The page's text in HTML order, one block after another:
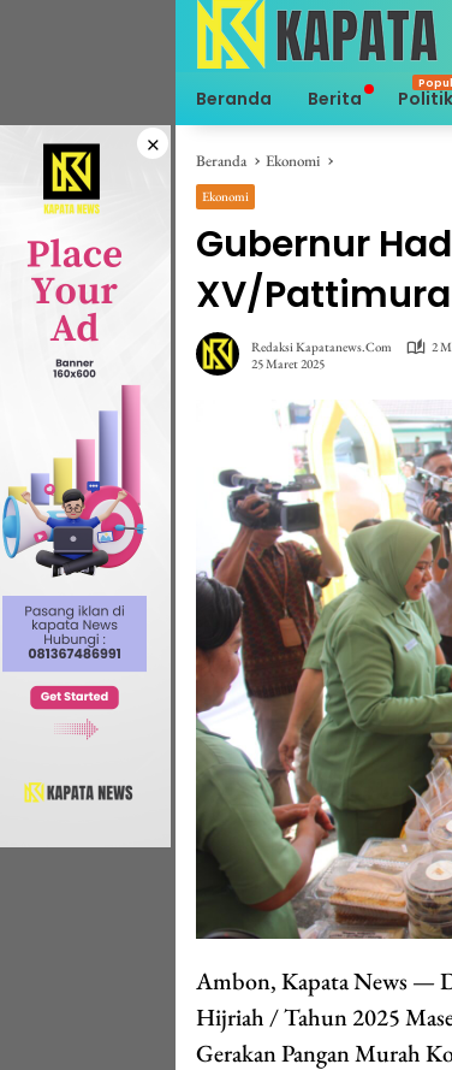
Beranda Berita Politik
×
Beranda Ekonomi
Ekonomi
Gubernur
XV/Pattimura
Redaksi Kapatanews.com
2
25 Maret 2025
Ambon, Kapata News —
Hijriah / Tahun 2025
Gerakan Pangan Murah